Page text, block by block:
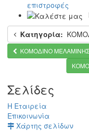
επιστροφές
Κατηγορία:
ΚΟΜΟΔΙΝΟ ΜΕΛΑΜΙΝΗΣ
Σελίδες
Η Εταιρεία
Επικοινωνία
Χάρτης σελίδων